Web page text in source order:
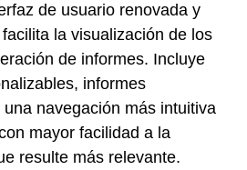
de usuario renovada y
la visualización de los
de informes. Incluye
informes
navegación más intuitiva
mayor facilidad a la
resulte más relevante.